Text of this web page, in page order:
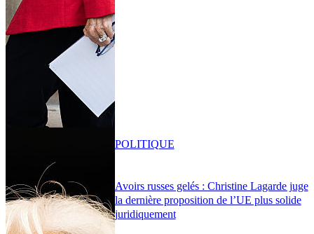
Avoirs russes gelés : Christine Lagarde juge
la dernière proposition de l’UE plus solide
juridiquement
POLITIQUE